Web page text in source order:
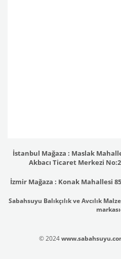
İstanbul Mağaza : Maslak
Akbacı Ticaret Merkezi
İzmir Mağaza : Konak Mahallesi
Sabahsuyu Balıkçılık ve Avcılık
© 2024